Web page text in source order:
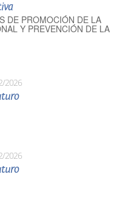
DE PROMOCIÓN DE LA
Y PREVENCIÓN DE LA
2026
2026